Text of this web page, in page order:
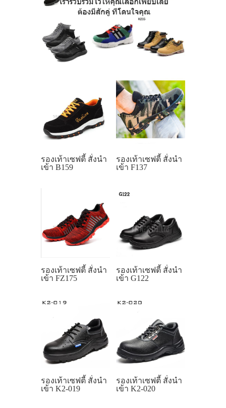
รองเท้าเซฟตี้ สั่งนำ
เข้า B159
รองเท้าเซฟตี้ สั่งนำ
เข้า F137
รองเท้าเซฟตี้ สั่งนำ
เข้า FZ175
รองเท้าเซฟตี้ สั่งนำ
เข้า G122
รองเท้าเซฟตี้ สั่งนำ
เข้า K2-019
รองเท้าเซฟตี้ สั่งนำ
เข้า K2-020